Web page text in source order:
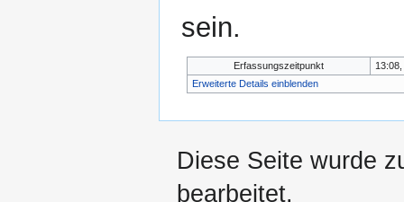
sein.
Erfassungszeitpunkt
13:08,
Erweiterte Details einblenden
Diese Seite wurde
bearbeitet.